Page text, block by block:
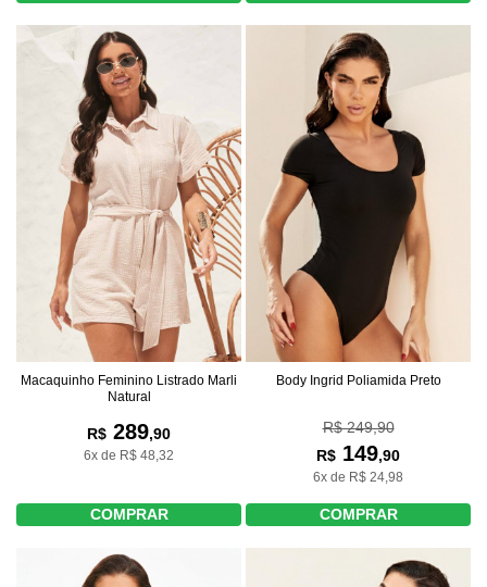
Macaquinho Feminino Listrado Marli
Natural
R$ 289,90
6x de R$ 48,32
COMPRAR
Body Ingrid Poliamida Preto
R$ 249,90
R$ 149,90
6x de R$ 24,98
COMPRAR